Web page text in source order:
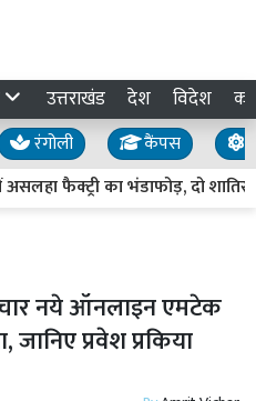
उत्तराखंड देश विदेश
रंगोली कैंपस
फैक्ट्री का भंडाफोड़, दो शातिर
नये ऑनलाइन एमटेक
प्रवेश प्रकिया